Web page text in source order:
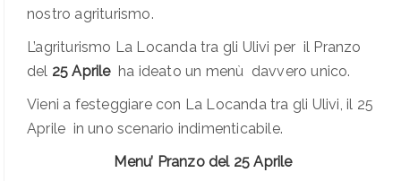
nostro agriturismo.
L’agriturismo La Locanda tra gli Ulivi per il Pranzo
del 25 Aprileha ideato un menù davvero unico.
Vieni a festeggiare con La Locanda tra gli Ulivi, il 25
Aprile in uno scenario indimenticabile.
Menu’ Pranzo del 25 Aprile